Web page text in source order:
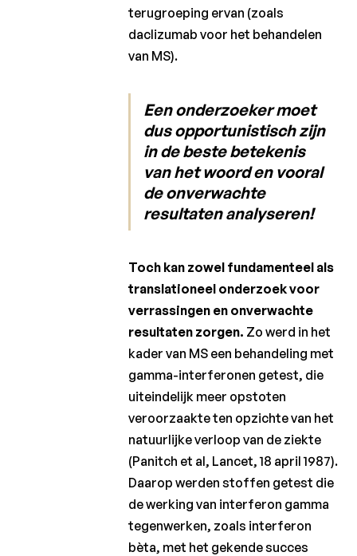
terugroeping ervan (zoals
daclizumab voor het behandelen
van MS).
Een onderzoeker moet
dus opportunistisch zijn
in de beste betekenis
van het woord en vooral
de onverwachte
resultaten analyseren!
Toch kan zowel fundamenteel als
translationeel onderzoek voor
verrassingen en onverwachte
resultaten zorgen. Zo werd in het
kader van MS een behandeling met
gamma-interferonen getest, die
uiteindelijk meer opstoten
veroorzaakte ten opzichte van het
natuurlijke verloop van de ziekte
(Panitch et al, Lancet, 18 april 1987).
Daarop werden stoffen getest die
de werking van interferon gamma
tegenwerken, zoals interferon
bèta, met het gekende succes